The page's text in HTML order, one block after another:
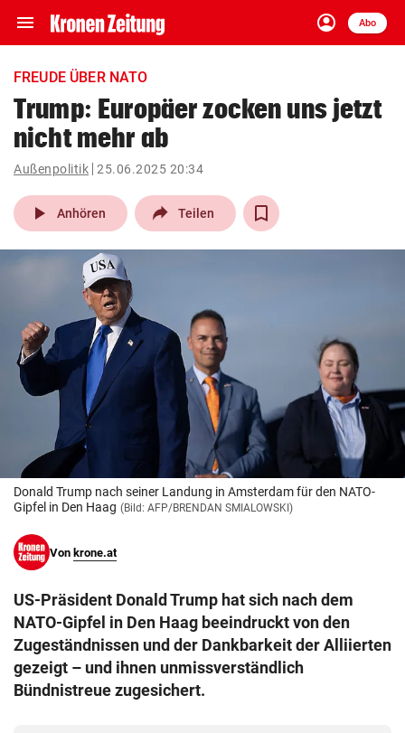
menu Navigation
ein-/ausklappen
account_circle
Anmelden
Abo
close Schließen
account_circle Anmelden
pin_drop
Wien arrow_right
bookmark
Suchbegriff
eingeben
© Krone Multimedia GmbH & Co KG 2026
Muthgasse 2, 1190 Wien
FREUDE ÜBER NATO
Trump: Europäer zocken uns jetzt
nicht mehr ab
Außenpolitik 25.06.2025 20:34
play_arrow Anhören Teilen
Donald Trump nach seiner Landung in Amsterdam für den NATO-
Gipfel in Den Haag (Bild: AFP/BRENDAN SMIALOWSKI)
Von krone.at
US-Präsident Donald Trump hat sich nach dem
NATO-Gipfel in Den Haag beeindruckt von den
Zugeständnissen und der Dankbarkeit der Alliierten
gezeigt – und ihnen unmissverständlich
Bündnistreue zugesichert.